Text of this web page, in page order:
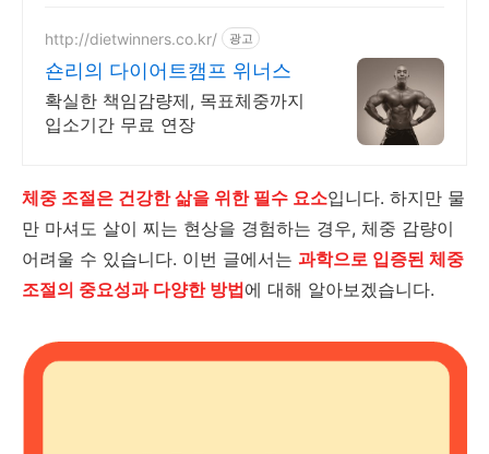
http://dietwinners.co.kr/ 광고
숀리의 다이어트캠프 위너스
확실한 책임감량제, 목표체중까지
입소기간 무료 연장
체중 조절은 건강한 삶을 위한 필수 요소입니다. 하지만 물
만 마셔도 살이 찌는 현상을 경험하는 경우, 체중 감량이
어려울 수 있습니다. 이번 글에서는 과학으로 입증된 체중
조절의 중요성과 다양한 방법에 대해 알아보겠습니다.